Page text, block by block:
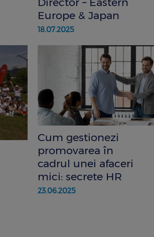
Europe & Japan
18.07.2025
Cum gestionezi
promovarea în
cadrul unei afaceri
mici: secrete HR
23.06.2025